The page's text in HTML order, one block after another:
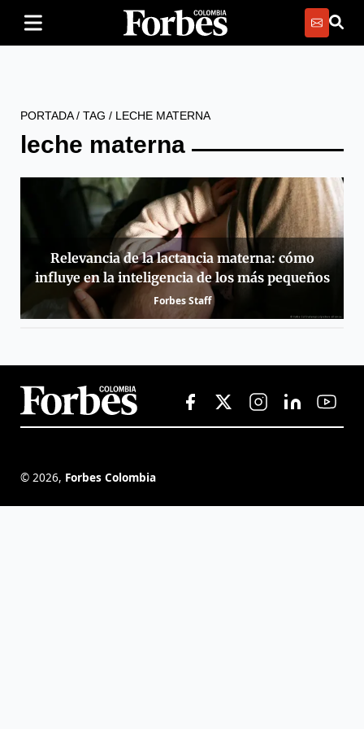
PORTADA/ TAG / LECHE MATERNA
leche materna
Relevancia de la lactancia materna: cómo
influye en la inteligencia de los más pequeños
Forbes Staff
© 2026, Forbes Colombia